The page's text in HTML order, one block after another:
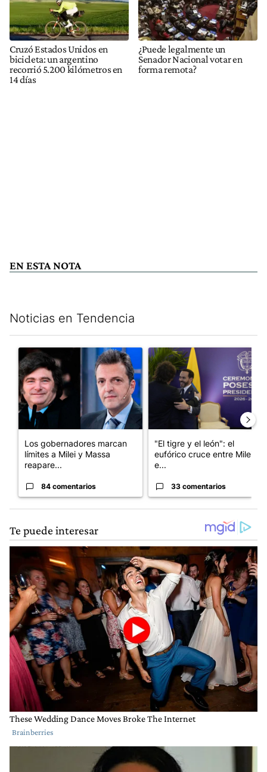
Cruzó Estados Unidos en
bicicleta: un argentino
recorrió 5.200 kilómetros en
14 días
¿Puede legalmente un
Senador Nacional votar en
forma remota?
EN ESTA NOTA
Noticias en Tendencia
Un artículo de tendencia con el título "Los gobernadores
Los gobernadores marcan
límites a Milei y Massa
reapare...
84 comentarios
Un artículo de tendencia con
"El tigre y el león": el
eufórico cruce entre Milei y
e...
33 comentarios